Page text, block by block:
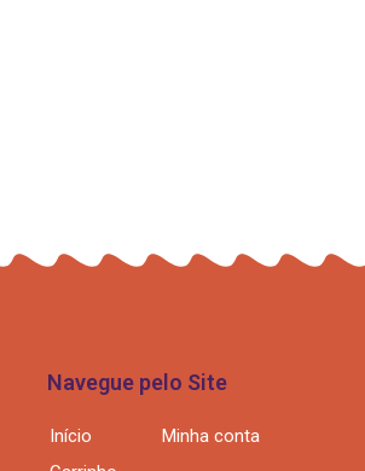
Navegue pelo Site
Início
Minha conta